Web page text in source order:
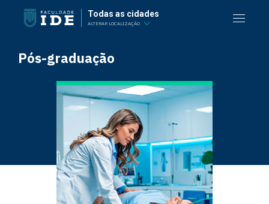
Todas as cidades
ALTERAR LOCALIZAÇÃO
Pós-graduação